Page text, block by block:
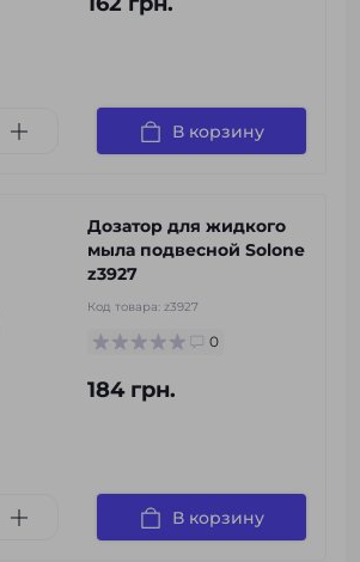
В корзину
Дозатор для жидкого
мыла подвесной Solone
z3927
Код товара: z3927
0
184 грн.
В корзину